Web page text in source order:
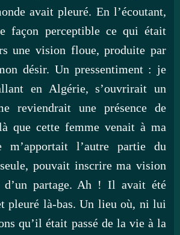
avait pleuré. En l’écoutant,
façon perceptible ce qui était
une vision floue, produite par
désir. Un pressentiment : je
en Algérie, s’ouvrirait un
reviendrait une présence de
que cette femme venait à ma
m’apportait l’autre partie du
pouvait inscrire ma vision
d’un partage. Ah ! Il avait été
pleuré là-bas. Un lieu où, ni lui
qu’il était passé de la vie à la